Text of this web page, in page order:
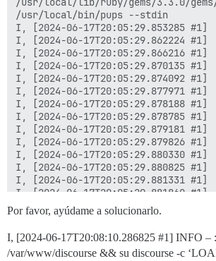
Por favor, ayúdame a solucionarlo.
I, [2024-06-17T20:08:10.286825 #1] INFO –
/var/www/discourse && su discourse -c